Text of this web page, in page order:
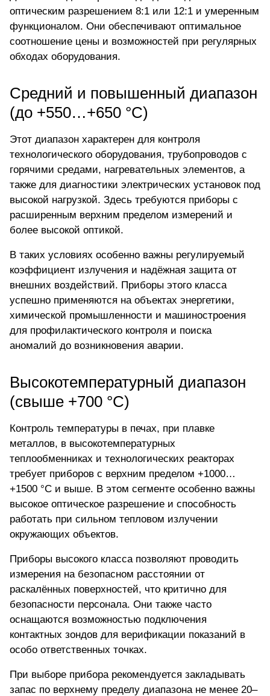
оптическим разрешением 8:1 или 12:1 и умеренным
функционалом. Они обеспечивают оптимальное
соотношение цены и возможностей при регулярных
обходах оборудования.
Средний и повышенный диапазон
(до +550…+650 °C)
Этот диапазон характерен для контроля
технологического оборудования, трубопроводов с
горячими средами, нагревательных элементов, а
также для диагностики электрических установок под
высокой нагрузкой. Здесь требуются приборы с
расширенным верхним пределом измерений и
более высокой оптикой.
В таких условиях особенно важны регулируемый
коэффициент излучения и надёжная защита от
внешних воздействий. Приборы этого класса
успешно применяются на объектах энергетики,
химической промышленности и машиностроения
для профилактического контроля и поиска
аномалий до возникновения аварии.
Высокотемпературный диапазон
(свыше +700 °C)
Контроль температуры в печах, при плавке
металлов, в высокотемпературных
теплообменниках и технологических реакторах
требует приборов с верхним пределом +1000…
+1500 °C и выше. В этом сегменте особенно важны
высокое оптическое разрешение и способность
работать при сильном тепловом излучении
окружающих объектов.
Приборы высокого класса позволяют проводить
измерения на безопасном расстоянии от
раскалённых поверхностей, что критично для
безопасности персонала. Они также часто
оснащаются возможностью подключения
контактных зондов для верификации показаний в
особо ответственных точках.
При выборе прибора рекомендуется закладывать
запас по верхнему пределу диапазона не менее 20–